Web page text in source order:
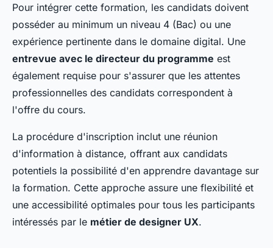
Pour intégrer cette formation, les candidats doivent
posséder au minimum un niveau 4 (Bac) ou une
expérience pertinente dans le domaine digital. Une
entrevue avec le directeur du programme est
également requise pour s'assurer que les attentes
professionnelles des candidats correspondent à
l'offre du cours.
La procédure d'inscription inclut une réunion
d'information à distance, offrant aux candidats
potentiels la possibilité d'en apprendre davantage sur
la formation. Cette approche assure une flexibilité et
une accessibilité optimales pour tous les participants
intéressés par le métier de designer UX.